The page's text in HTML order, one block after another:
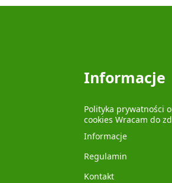
Informacje
Polityka prywatności
cookies Wracam do
Informacje
Regulamin
Kontakt